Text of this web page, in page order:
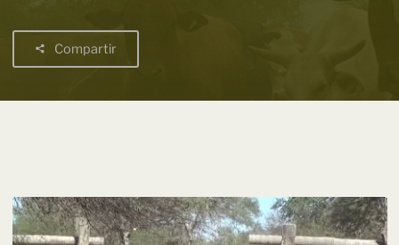
Compartir